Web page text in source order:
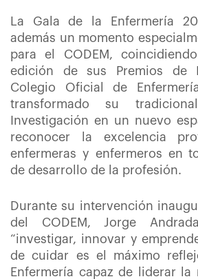
La Gala de la Enfermería
además un momento
para el CODEM,
edición de sus Premios de
Colegio Oficial de
transformado su
Investigación en un nuevo
reconocer la excelencia
enfermeras y enfermeros en
de desarrollo de la profesión.
Durante su intervención
del CODEM, Jorge
“investigar, innovar y
de cuidar es el máximo
Enfermería capaz de liderar la